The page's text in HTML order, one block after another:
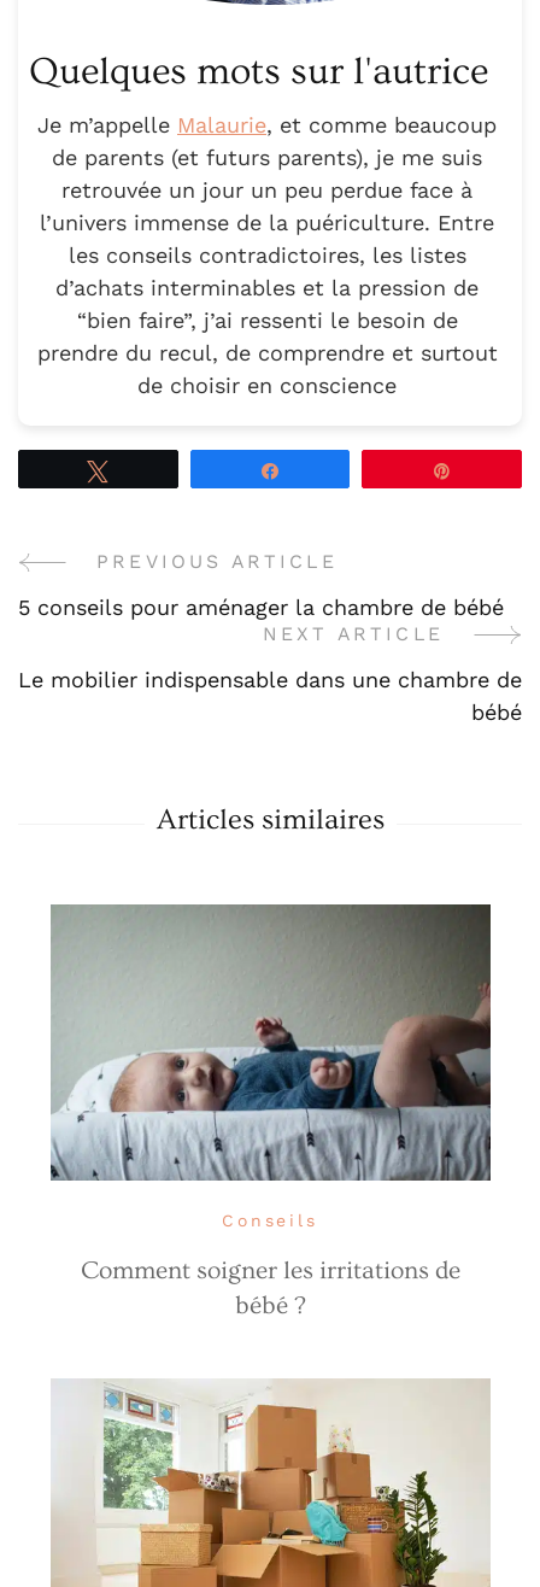
Quelques mots sur l'autrice
Je m’appelle Malaurie, et comme beaucoup
de parents (et futurs parents), je me suis
retrouvée un jour un peu perdue face à
l’univers immense de la puériculture. Entre
les conseils contradictoires, les listes
d’achats interminables et la pression de
“bien faire”, j’ai ressenti le besoin de
prendre du recul, de comprendre et surtout
de choisir en conscience
PostPREVIOUS ARTICLE
5 conseils pour aménager la chambre de bébé
NEXT ARTICLE
Le mobilier indispensable dans une chambre de
bébé
Articles similaires
Conseils
Comment soigner les irritations de
bébé ?